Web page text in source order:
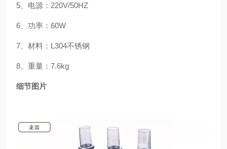
5、电源：220V/50HZ
6、功率：60W
7、材料：L304不锈钢
8、重量：7.6kg
细节图片